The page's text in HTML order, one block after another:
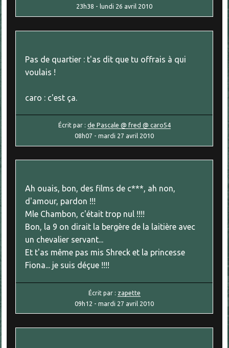
23h38 - lundi 26 avril 2010
Pas de quartier : t'as dit que tu offrais à qui
voulais !
caro : c'est ça.
Écrit par : de Pascale @ fred @ caro54
08h07 -mardi 27 avril 2010
Ah ouais, bon, des films de c***, ah non,
d'amour, pardon !!!
Mle Chambon, c'était trop nul !!!!
Bon, la 9 on dirait la bergère de la laitière avec
un chevalier servant...
Et t'as même pas mis Shreck et la princesse
Fiona... je suis déçue !!!!
Écrit par : zapette
09h12 -mardi 27 avril 2010